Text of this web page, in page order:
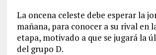
La oncena celeste debe esperar la
mañana, para conocer a su rival en
etapa, motivado a que se jugará la
del grupo D.